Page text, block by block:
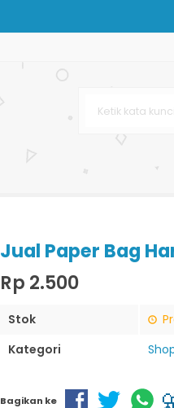
Jual Paper Bag
Rp 2.500
Stok
Kategori
Bagikan ke